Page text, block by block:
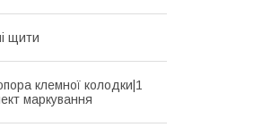
щити
клемної колодки|1
маркування